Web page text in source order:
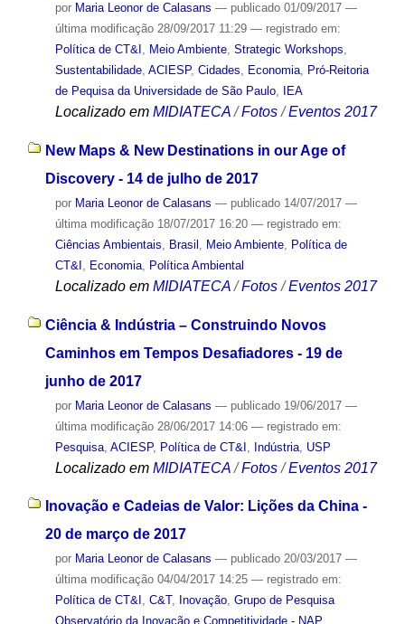
por Maria Leonor de Calasans — publicado01/09/2017 —
última modificação28/09/2017 11:29 — registrado em:
Política de CT&I , Meio Ambiente, Strategic Workshops,
Sustentabilidade, ACIESP, Cidades, Economia, Pró-Reitoria
de Pequisa da Universidade de São Paulo, IEA
Localizado em MIDIATECA /Fotos /Eventos 2017
New Maps & New Destinations in our Age of
Discovery - 14 de julho de 2017
por Maria Leonor de Calasans — publicado14/07/2017 —
última modificação18/07/2017 16:20 — registrado em:
Ciências Ambientais, Brasil , Meio Ambiente, Política de
CT&I , Economia, Política Ambiental
Localizado em MIDIATECA /Fotos /Eventos 2017
Ciência & Indústria – Construindo Novos
Caminhos em Tempos Desafiadores - 19 de
junho de 2017
por Maria Leonor de Calasans — publicado19/06/2017 —
última modificação28/06/2017 14:06 — registrado em:
Pesquisa, ACIESP, Política de CT&I Indústria, USP
Localizado em MIDIATECA /Fotos /Eventos 2017
Inovação e Cadeias de Valor: Lições da China -
20 de março de 2017
por Maria Leonor de Calasans — publicado20/03/2017 —
última modificação04/04/2017 14:25 — registrado em:
Política de CT&I , C&T, Inovação, Grupo de Pesquisa
Observatório da Inovação e Competitividade - NAP